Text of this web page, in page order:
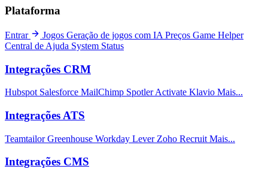
Plataforma
Entrar Jogos Geração de jogos com IA Preços Game Helper
Central de Ajuda System Status
Integrações CRM
Hubspot Salesforce MailChimp Spotler Activate Klavio Mais...
Integrações ATS
TeamtailorGreenhouse Workday Lever Zoho Recruit Mais...
Integrações CMS